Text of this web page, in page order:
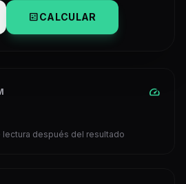
calculateCALCULAR
speed
después del resultado